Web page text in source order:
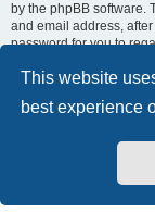
This website
best experience
by the phpBB software.
and email address,
password for you to
Powered